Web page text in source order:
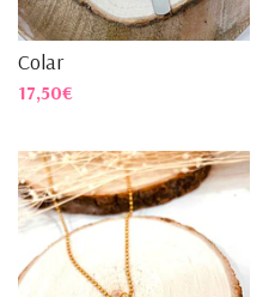
Colar
17,50€